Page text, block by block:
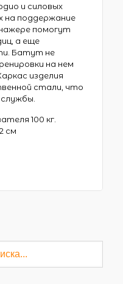
и силовых
на поддержание
помогут
а еще
Батут не
на нем
изделия
стали, что
100 кг.
см